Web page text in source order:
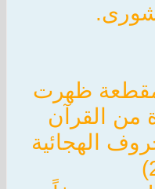
ظهرت
سورة من القرآن
الهجائية